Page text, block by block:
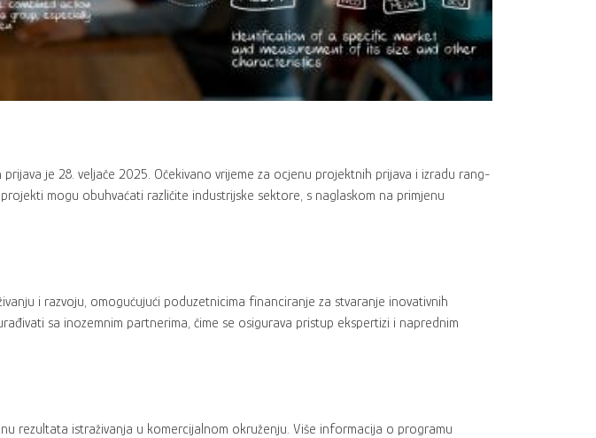
je 28. veljače 2025. Očekivano vrijeme za ocjenu projektnih prijava i izradu rang-
mogu obuhvaćati različite industrijske sektore, s naglaskom na primjenu
i razvoju, omogućujući poduzetnicima financiranje za stvaranje inovativnih
sa inozemnim partnerima, čime se osigurava pristup ekspertizi i naprednim
rezultata istraživanja u komercijalnom okruženju. Više informacija o programu